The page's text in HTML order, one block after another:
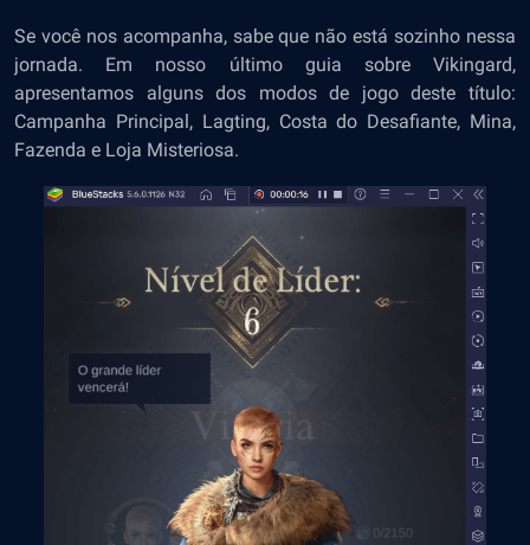
Se você nos acompanha, sabe que não está sozinho nessa
jornada. Em nosso último guia sobre Vikingard,
apresentamos alguns dos modos de jogo deste título:
Campanha Principal, Lagting, Costa do Desafiante, Mina,
Fazenda e Loja Misteriosa.